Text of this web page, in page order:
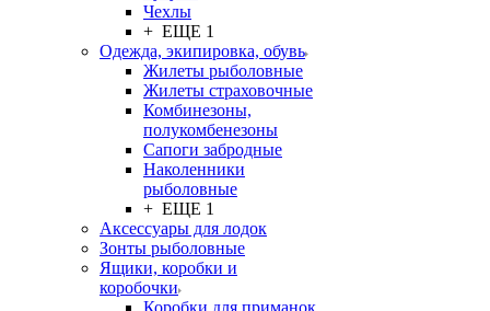
Чехлы
+ ЕЩЕ 1
Одежда, экипировка, обувь
Жилеты рыболовные
Жилеты страховочные
Комбинезоны,
полукомбенезоны
Сапоги забродные
Наколенники
рыболовные
+ ЕЩЕ 1
Аксессуары для лодок
Зонты рыболовные
Ящики, коробки и
коробочки
Коробки для приманок